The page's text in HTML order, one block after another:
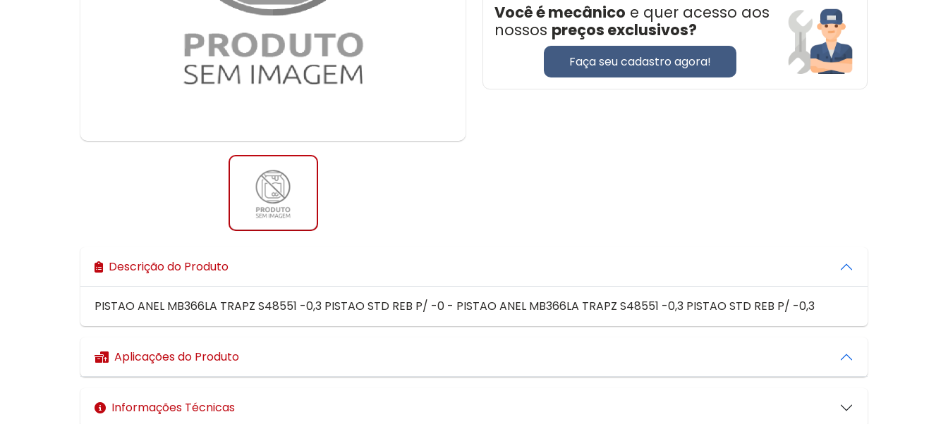
Você é mecânico e quer acesso aos
nossos preços exclusivos?
Faça seu cadastro agora!
Descrição do Produto
PISTAO ANEL MB366LA TRAPZ S48551 -0,3 PISTAO STD REB P/ -0 - PISTAO ANEL MB366LA TRAPZ S48551 -0,3 PISTAO STD REB P/ -0,3
Aplicações do Produto
Informações Técnicas